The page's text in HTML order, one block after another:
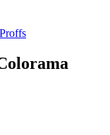
Proffs